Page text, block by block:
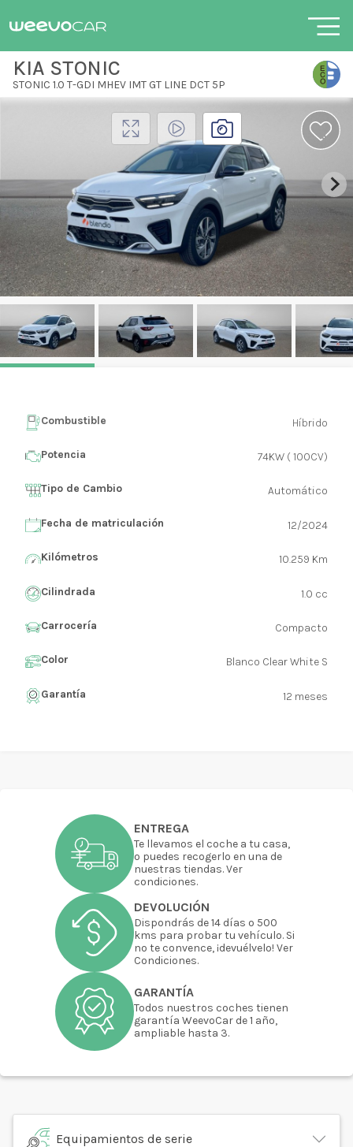
KIA STONIC
STONIC 1.0 T-GDI MHEV IMT GT LINE DCT 5P
ENTREGA
Te llevamos el coche a tu casa,
o puedes recogerlo en una de
nuestras tiendas. Ver
condiciones.
DEVOLUCIÓN
Dispondrás de 14 días o 500
kms para probar tu vehículo. Si
no te convence, ¡devuélvelo! Ver
Condiciones.
GARANTÍA
Todos nuestros coches tienen
garantía WeevoCar de 1 año,
ampliable hasta 3.
Equipamientos de serie
Combustible Híbrido
Potencia 74KW ( 100CV)
Tipo de Cambio Automático
Fecha de matriculación 12/2024
Kilómetros 10.259 Km
Cilindrada 1.0 cc
Carrocería Compacto
Color Blanco Clear White S
Garantía 12 meses